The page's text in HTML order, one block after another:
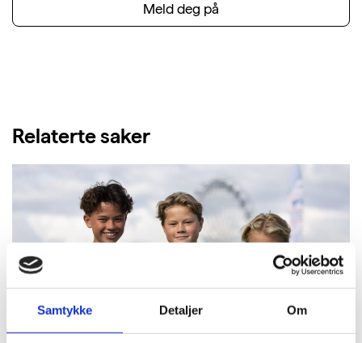
Samtykke Detaljer Om
Meld deg på
Relaterte saker